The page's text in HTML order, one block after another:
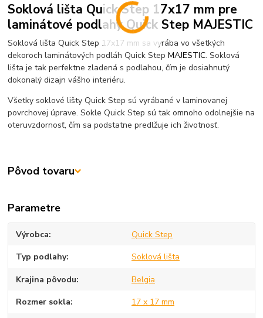
Soklová lišta Quick Step 17x17 mm pre
laminátové podlahy Quick Step MAJESTIC
Soklová lišta Quick Step 17x17 mm sa vyrába vo všetkých
dekoroch laminátových podláh Quick StepMAJESTIC. Soklová
lišta je tak perfektne zladená s podlahou, čím je dosiahnutý
dokonalý dizajn vášho interiéru.
Všetky soklové lišty Quick Step sú vyrábané v laminovanej
povrchovej úprave. Sokle Quick Step sú tak omnoho odolnejšie na
oteruvzdornosť, čím sa podstatne predlžuje ich životnosť.
Pôvod tovaru
Parametre
Výrobca Quick Step
Typ podlahy Soklová lišta
Krajina pôvodu Belgia
Rozmer sokla 17 x 17 mm